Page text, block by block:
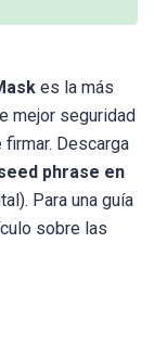
es la más
mejor seguridad
Descarga
phrase en
Para una guía
sobre las